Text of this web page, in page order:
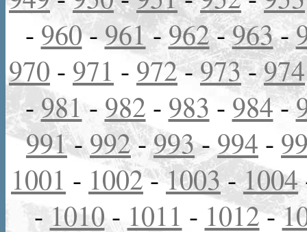
- 960-961-962-963-
970 - 971 - 972-973-974
-981- 982 - 983 - 984-
991-992-993- 994 -
1001 - 1002-1003-1004
-1010 - 1011 - 1012-